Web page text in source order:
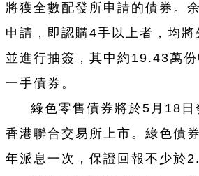
將獲全數配發所申請的債券。
申請，即認購4手以上者，均將
並進行抽簽，其中約19.43萬
一手債券。
綠色零售債券將於5月18
香港聯合交易所上市。綠色債
年派息一次，保證回報不少於